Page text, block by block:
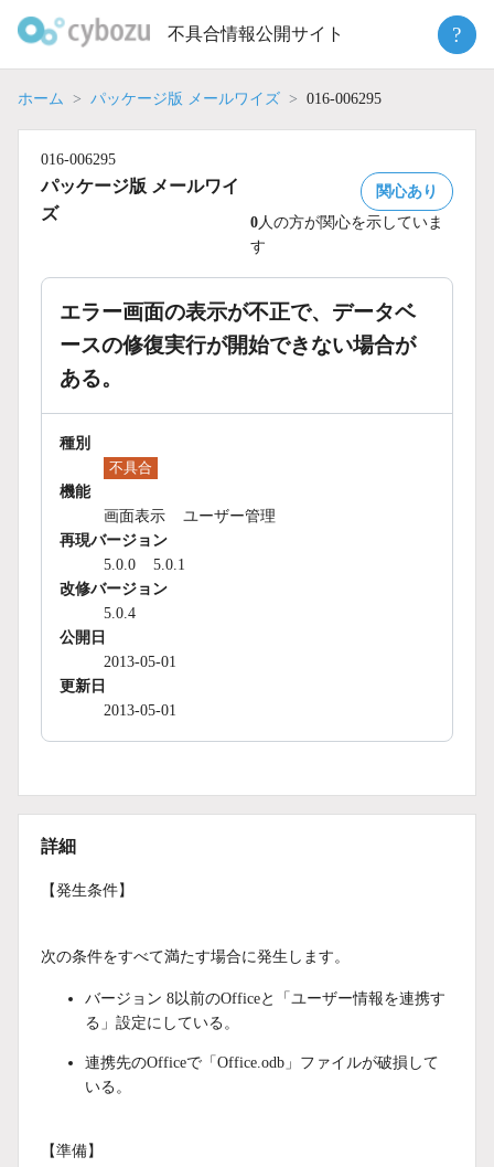
不具合情報公開サイト ?
ホーム パッケージ版 メールワイズ 016-006295
016-006295
パッケージ版 メールワイ
ズ
関心あり
0 人の方が関心を示していま
す
エラー画面の表示が不正で、データベ
ースの修復実行が開始できない場合が
ある。
種別
不具合
機能
画面表示
ユーザー管理
再現バージョン
5.0.0
5.0.1
改修バージョン
5.0.4
公開日
2013-05-01
更新日
2013-05-01
詳細
【発生条件】
次の条件をすべて満たす場合に発生します。
バージョン 8以前のOfficeと「ユーザー情報を連携す
る」設定にしている。
連携先のOfficeで「Office.odb」ファイルが破損して
いる。
【準備】